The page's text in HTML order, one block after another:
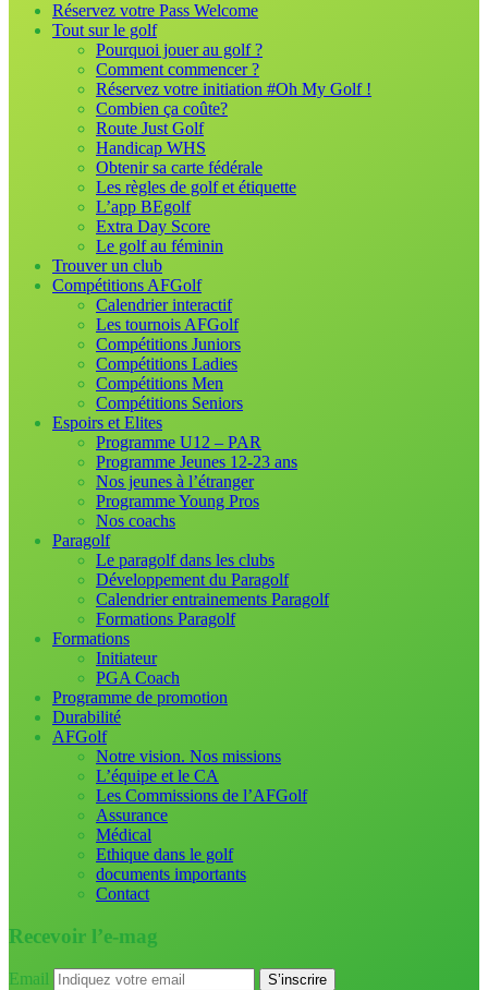
Réservez votre Pass Welcome
Tout sur le golf
Pourquoi jouer au golf ?
Comment commencer ?
Réservez votre initiation #Oh My Golf !
Combien ça coûte?
Route Just Golf
Handicap WHS
Obtenir sa carte fédérale
Les règles de golf et étiquette
L’app BEgolf
Extra Day Score
Le golf au féminin
Trouver un club
Compétitions AFGolf
Calendrier interactif
Les tournois AFGolf
Compétitions Juniors
Compétitions Ladies
Compétitions Men
Compétitions Seniors
Espoirs et Elites
Programme U12 – PAR
Programme Jeunes 12-23 ans
Nos jeunes à l’étranger
Programme Young Pros
Nos coachs
Paragolf
Le paragolf dans les clubs
Développement du Paragolf
Calendrier entrainements Paragolf
Formations Paragolf
Formations
Initiateur
PGA Coach
Programme de promotion
Durabilité
AFGolf
Notre vision. Nos missions
L’équipe et le CA
Les Commissions de l’AFGolf
Assurance
Médical
Ethique dans le golf
documents importants
Contact
Recevoir l’e-mag
Email